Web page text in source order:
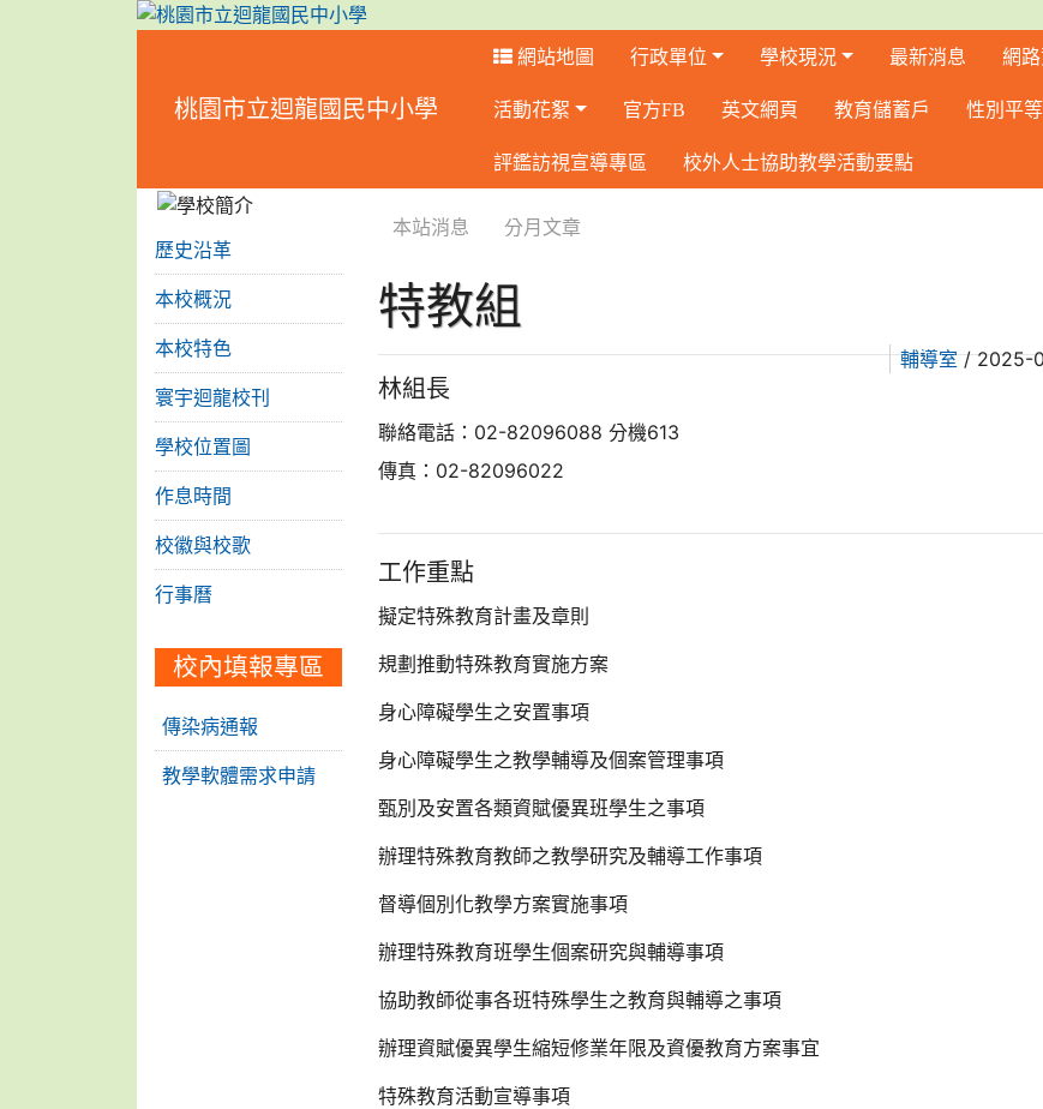
桃園市立迴龍國民中小學
網站地圖 行政單位 學校現況 最新消息 網
活動花絮 官方FB 英文網頁 教育儲蓄戶 性別平
評鑑訪視宣導專區 校外人士協助教學活動要點
本站消息 分月文章
特教組
輔導室/ 2025-
林組長
聯絡電話：02-82096088 分機613
傳真：02-82096022
工作重點
擬定特殊教育計畫及章則
規劃推動特殊教育實施方案
身心障礙學生之安置事項
身心障礙學生之教學輔導及個案管理事項
甄別及安置各類資賦優異班學生之事項
辦理特殊教育教師之教學研究及輔導工作事項
督導個別化教學方案實施事項
辦理特殊教育班學生個案研究與輔導事項
協助教師從事各班特殊學生之教育與輔導之事項
辦理資賦優異學生縮短修業年限及資優教育方案事宜
特殊教育活動宣導事項
:::
歷史沿革
本校概況
本校特色
寰宇迴龍校刊
學校位置圖
作息時間
校徽與校歌
行事曆
校內填報專區
傳染病通報
教學軟體需求申請